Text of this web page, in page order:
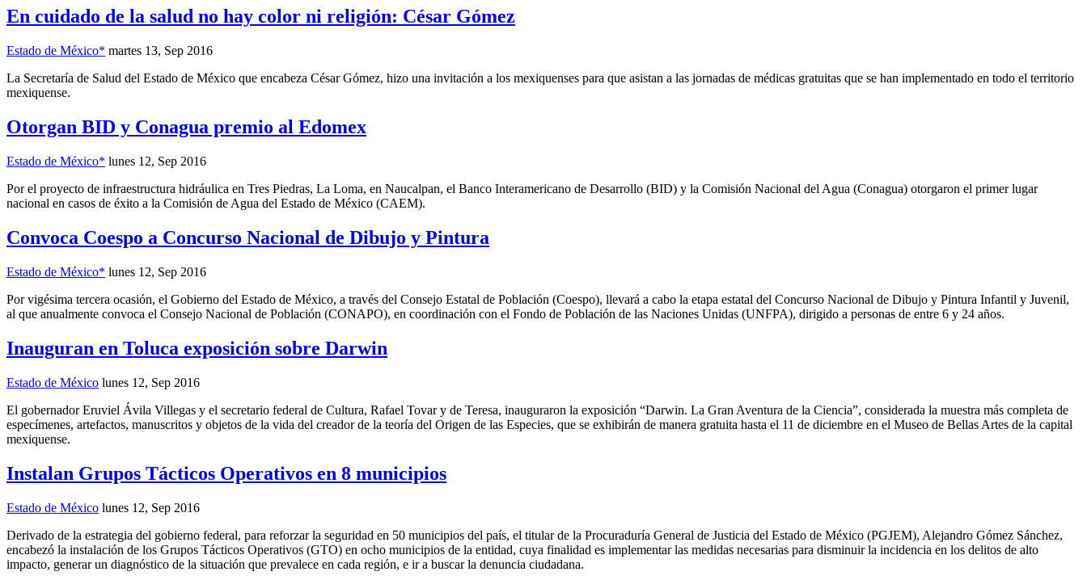
En cuidado de la salud no hay color ni religión: César Gómez
Estado de México* martes 13, Sep 2016
La Secretaría de Salud del Estado de México que encabeza César Gómez, hizo una invitación a los mexiquenses para que asistan a las jornadas de médicas gratuitas que se han implementado en todo el territorio
mexiquense.
Otorgan BID y Conagua premio al Edomex
Estado de México* lunes 12, Sep 2016
Por el proyecto de infraestructura hidráulica en Tres Piedras, La Loma, en Naucalpan, el Banco Interamericano de Desarrollo (BID) y la Comisión Nacional del Agua (Conagua) otorgaron el primer lugar
nacional en casos de éxito a la Comisión de Agua del Estado de México (CAEM).
Convoca Coespo a Concurso Nacional de Dibujo y Pintura
Estado de México* lunes 12, Sep 2016
Por vigésima tercera ocasión, el Gobierno del Estado de México, a través del Consejo Estatal de Población (Coespo), llevará a cabo la etapa estatal del Concurso Nacional de Dibujo y Pintura Infantil y Juvenil,
al que anualmente convoca el Consejo Nacional de Población (CONAPO), en coordinación con el Fondo de Población de las Naciones Unidas (UNFPA), dirigido a personas de entre 6 y 24 años.
Inauguran en Toluca exposición sobre Darwin
Estado de México lunes 12, Sep 2016
El gobernador Eruviel Ávila Villegas y el secretario federal de Cultura, Rafael Tovar y de Teresa, inauguraron la exposición “Darwin. La Gran Aventura de la Ciencia”, considerada la muestra más completa de
especímenes, artefactos, manuscritos y objetos de la vida del creador de la teoría del Origen de las Especies, que se exhibirán de manera gratuita hasta el 11 de diciembre en el Museo de Bellas Artes de la capital
mexiquense.
Instalan Grupos Tácticos Operativos en 8 municipios
Estado de México lunes 12, Sep 2016
Derivado de la estrategia del gobierno federal, para reforzar la seguridad en 50 municipios del país, el titular de la Procuraduría General de Justicia del Estado de México (PGJEM), Alejandro Gómez Sánchez,
encabezó la instalación de los Grupos Tácticos Operativos (GTO) en ocho municipios de la entidad, cuya finalidad es implementar las medidas necesarias para disminuir la incidencia en los delitos de alto
impacto, generar un diagnóstico de la situación que prevalece en cada región, e ir a buscar la denuncia ciudadana.